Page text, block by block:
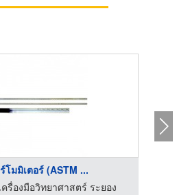
โมมิเตอร์ (ASTM ...
รื่องมือวิทยาศาสตร์ ระยอง